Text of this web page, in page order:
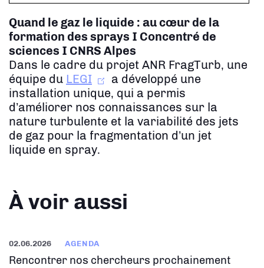
Quand le gaz le liquide : au cœur de la
formation des sprays I Concentré de
sciences I CNRS Alpes
Dans le cadre du projet ANR FragTurb, une
équipe du LEGI
a développé une
installation unique, qui a permis
d’améliorer nos connaissances sur la
nature turbulente et la variabilité des jets
de gaz pour la fragmentation d’un jet
liquide en spray.
À voir aussi
02.06.2026 AGENDA
Rencontrer nos chercheurs prochainement